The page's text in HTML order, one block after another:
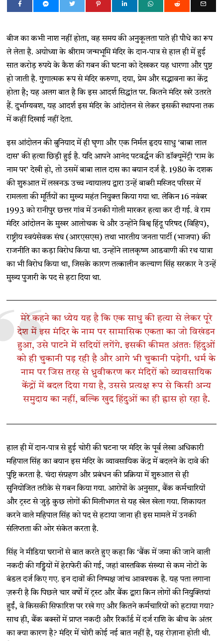
बीज का कभी नाश नहीं होता, वह समय की अनुकूलता पाते ही पौधे का रूप
ले लेता है. अयोध्या के श्रीराम जन्मभूमि मंदिर के दान-पात्र से हाल ही में हुई
सात करोड़ रुपये के कैश की गबन की घटना को देखकर यह धारणा और पुष्ट
हो जाती है. गुणात्मक रूप से मंदिर करुणा, दया, प्रेम और सद्भावना का केंद्र
होता है; यह अलग बात है कि इस आदर्श सिद्धांत पर. कितने मंदिर खरे उतरते
हैं. दुर्भाग्यवश, यह आदर्श इस मंदिर के आंदोलन से लेकर इसकी स्थापना तक
में कहीं दिखाई नहीं देता.
इस आंदोलन की बुनियाद में ही घृणा और एक निर्मल हृदय साधु ‘बाबा लाल
दास’ की हत्या छिड़ी हुई है. यदि आपने आनंद पटवर्द्धन की डॉक्यूमेंट्री ‘राम के
नाम पर’ देखी हो, तो उसमें बाबा लाल दास का बयान दर्ज है. 1980 के दशक
की शुरुआत में लखनऊ उच्च न्यायालय द्वारा उन्हें बाबरी मस्जिद परिसर में
रामलला की मूर्तियों का मुख्य महंत नियुक्त किया गया था. लेकिन 16 नवंबर
1993 को रानीपुर छत्तर गांव में उनकी गोली मारकर हत्या कर दी गई. वे राम
मंदिर आंदोलन के मुखर आलोचक थे और उन्होंने विश्व हिंदू परिषद (विहिप),
राष्ट्रीय स्वयंसेवक संघ (आरएसएस) तथा भारतीय जनता पार्टी (भाजपा) की
राजनीति का कड़ा विरोध किया था. उन्होंने लालकृष्ण आडवाणी की रथ यात्रा
का भी विरोध किया था, जिसके कारण तत्कालीन कल्याण सिंह सरकार ने उन्हें
मुख्य पुजारी के पद से हटा दिया था.
मेरे कहने का ध्येय यह है कि एक साधु की हत्या से लेकर पूरे
देश में इस मंदिर के नाम पर सामासिक एकता का जो विखंडन
हुआ, उसे पाटने में सदियों लगेंगे. इसकी कीमत अंततः हिंदुओं
को ही चुकानी पड़ रही है और आगे भी चुकानी पड़ेगी. धर्म के
नाम पर जिस तरह से ध्रुवीकरण कर मंदिरों को व्यावसायिक
केंद्रों में बदल दिया गया है, उससे प्रत्यक्ष रूप से किसी अन्य
समुदाय का नहीं, बल्कि खुद हिंदुओं का ही ह्रास हो रहा है.
हाल ही में दान-पात्र से हुई चोरी की घटना पर मंदिर के पूर्व लेखा अधिकारी
महिपाल सिंह का बयान इस मंदिर के व्यावसायिक केंद्र में बदलने के दावे की
पुष्टि करता है. चंदा संग्रहण और प्रबंधन की प्रक्रिया में शुरुआत से ही
सुनियोजित तरीके से गबन किया गया. आरोपों के अनुसार, बैंक कर्मचारियों
और ट्रस्ट से जुड़े कुछ लोगों की मिलीभगत से यह खेल खेला गया. शिकायत
करने वाले महिपाल सिंह को पद से हटाया जाना ही इस मामले में उनकी
संलिप्तता की ओर संकेत करता है.
सिंह ने मीडिया घरानों से बात करते हुए कहा कि ‘बैंक में जमा की जाने वाली
नकदी की गड्डियों में हेराफेरी की गई, जहां वास्तविक संख्या से कम नोटों के
बंडल दर्ज किए गए. इन दावों की निष्पक्ष जांच आवश्यक है. यह पता लगाना
ज़रूरी है कि पिछले चार वर्षों में ट्रस्ट और बैंक द्वारा किन लोगों की नियुक्तियां
हुईं, वे किसकी सिफारिश पर रखे गए और कितने कर्मचारियों को हटाया गया?
साथ ही, बैंक बक्सों में प्राप्त नकदी और रिकॉर्ड में दर्ज राशि के बीच के अंतर
का क्या कारण है? मंदिर में चोरी कोई नई बात नहीं है, यह रोज़ाना होती थी.